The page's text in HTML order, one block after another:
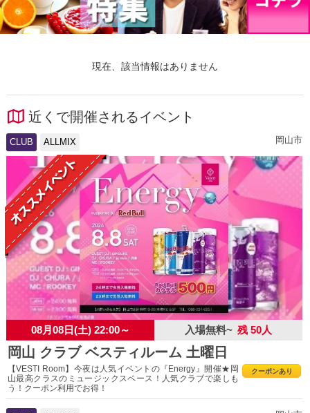
現在、該当情報はありません
近くで開催されるイベント
CLUB ALLMIX 岡山市
08月08日(土) 22:00～ 入場無料~ 残 50人
岡山 クラブ ベスティルーム 土曜日
クーポンあり
【VESTI Room】今夜は人気イベントの『Energy』開催★岡
山最高クラスのミュージックスペース！人気クラブで楽しも
う！クーポン利用でお得！